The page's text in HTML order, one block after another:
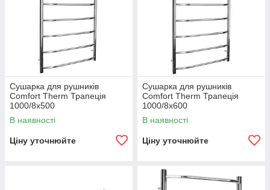
Сушарка для рушників
Comfort Therm Трапеція
1000/8х500
В наявності
Ціну уточнюйте
Сушарка для рушників
Comfort Therm Трапеція
1000/8х600
В наявності
Ціну уточнюйте